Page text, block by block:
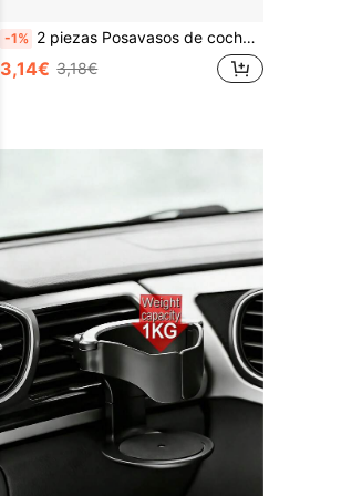
-1% 2 piezas Posavasos de coche Almohadilla de aislamiento para taza de agua del coche Diseño impreso creativo de alta definición Almohadilla circular antideslizante
3,14€ 3,18€